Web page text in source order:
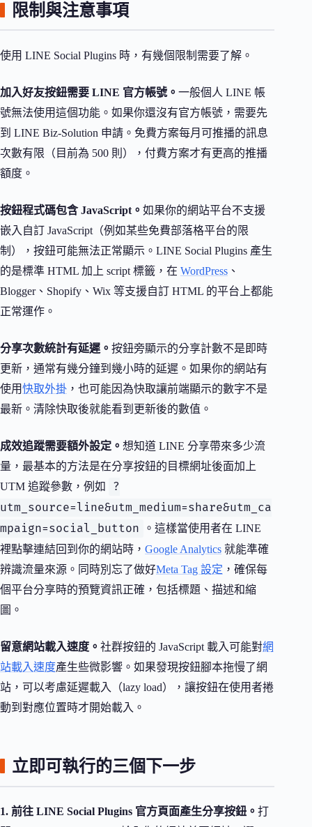
限制與注意事項
使用 LINE Social Plugins 時，有幾個限制需要了解。
加入好友按鈕需要 LINE 官方帳號。 一般個人 LINE 帳
號無法使用這個功能。如果你還沒有官方帳號，需要先
到 LINE Biz-Solution 申請。免費方案每月可推播的訊息
次數有限（目前為 500 則），付費方案才有更高的推播
額度。
按鈕程式碼包含 JavaScript。 如果你的網站平台不支援
嵌入自訂 JavaScript（例如某些免費部落格平台的限
制），按鈕可能無法正常顯示。LINE Social Plugins 產生
的是標準 HTML 加上 script 標籤，在 WordPress 、
Blogger、Shopify、Wix 等支援自訂 HTML 的平台上都能
正常運作。
分享次數統計有延遲。 按鈕旁顯示的分享計數不是即時
更新，通常有幾分鐘到幾小時的延遲。如果你的網站有
使用快取外掛 ，也可能因為快取讓前端顯示的數字不是
最新。清除快取後就能看到更新後的數值。
成效追蹤需要額外設定。 想知道 LINE 分享帶來多少流
量，最基本的方法是在分享按鈕的目標網址後面加上
UTM 追蹤參數，例如
?
utm_source=line&utm_medium=share&utm_ca
mpaign=social_button
。這樣當使用者在 LINE
裡點擊連結回到你的網站時， Google Analytics 就能準確
辨識流量來源。同時別忘了做好Meta Tag 設定 ，確保每
個平台分享時的預覽資訊正確，包括標題、描述和縮
圖。
留意網站載入速度。 社群按鈕的 JavaScript 載入可能對網
站載入速度產生些微影響。如果發現按鈕腳本拖慢了網
站，可以考慮延遲載入（lazy load），讓按鈕在使用者捲
動到對應位置時才開始載入。
立即可執行的三個下一步
1. 前往 LINE Social Plugins 官方頁面產生分享按鈕。 打